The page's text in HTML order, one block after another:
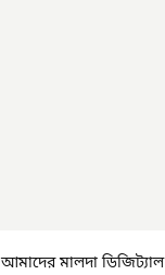
আমাদের মালদা ডিজিট্যাল